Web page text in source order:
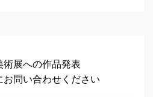
術展への作品発表
お問い合わせください